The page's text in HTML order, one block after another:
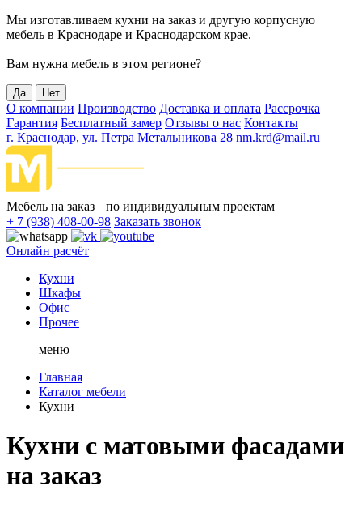
Мы изготавливаем кухни на заказ и другую корпусную
мебель в Краснодаре и Краснодарском крае.
Вам нужна мебель в этом регионе?
Да Нет
О компании Производство Доставка и оплата Рассрочка
Гарантия Бесплатный замер Отзывы о нас Контакты
г. Краснодар, ул. Петра Метальникова 28 nm.krd@mail.ru
Мебель на заказ по индивидуальным проектам
+ 7 (938) 408-00-98 Заказать звонок
Онлайн расчёт
Кухни
Шкафы
Офис
Прочее
меню
Главная
Каталог мебели
Кухни
Кухни с матовыми фасадами
на заказ